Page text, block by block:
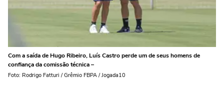
Com a saída de Hugo Ribeiro, Luís Castro perde um de seus homens de
confiança da comissão técnica –
Foto: Rodrigo Fatturi / Grêmio FBPA / Jogada10